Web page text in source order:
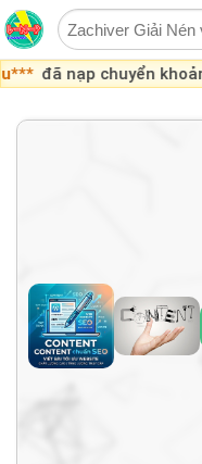
chuyển khoản15.000đ
Skip
to
content